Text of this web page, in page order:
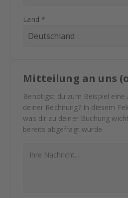
Land *
Mitteilung an uns
Benötigst du zum Beispiel
deiner Rechnung? In diesem
was dir zu deiner Buchung
bereits abgefragt wurde.